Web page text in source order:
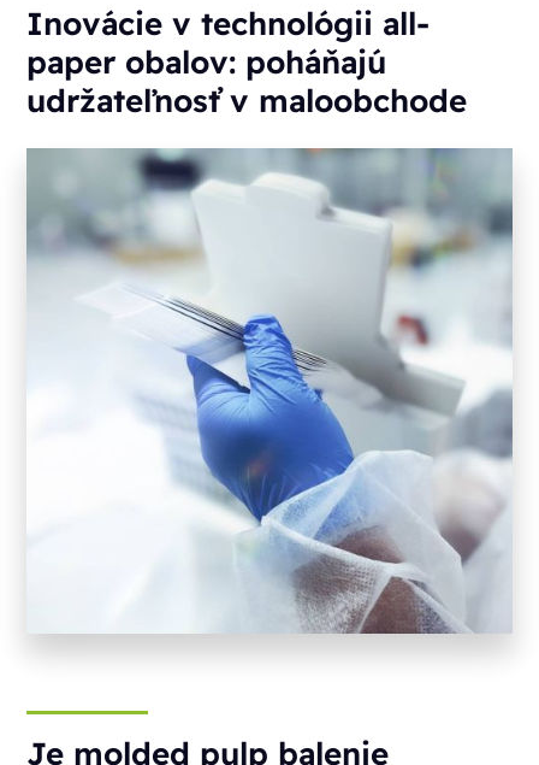
Inovácie v technológii all-
paper obalov: poháňajú
udržateľnosť v maloobchode
Je molded pulp balenie